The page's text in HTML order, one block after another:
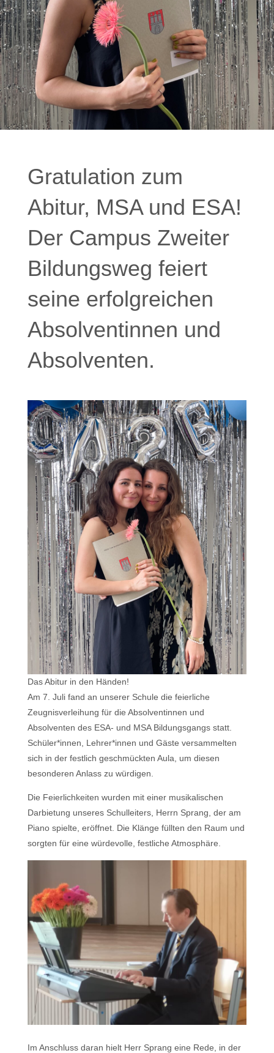
Gratulation zum
Abitur, MSA und ESA!
Der Campus Zweiter
Bildungsweg feiert
seine erfolgreichen
Absolventinnen und
Absolventen.
Das Abitur in den Händen!
Am 7. Juli fand an unserer Schule die feierliche
Zeugnisverleihung für die Absolventinnen und
Absolventen des ESA- und MSA Bildungsgangs statt.
Schüler*innen, Lehrer*innen und Gäste versammelten
sich in der festlich geschmückten Aula, um diesen
besonderen Anlass zu würdigen.
Die Feierlichkeiten wurden mit einer musikalischen
Darbietung unseres Schulleiters, Herrn Sprang, der am
Piano spielte, eröffnet. Die Klänge füllten den Raum und
sorgten für eine würdevolle, festliche Atmosphäre.
Im Anschluss daran hielt Herr Sprang eine Rede, in der